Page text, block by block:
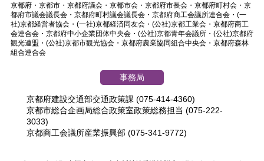
京都府・京都市・京都府議会・京都市会・京都府市長会・京都府町村会・京
都府市議会議長会・京都府町村議会議長会・京都府商工会議所連合会・(一
社)京都経営者協会・(一社)京都経済同友会・(公社)京都工業会・京都府商工
会連合会・京都府中小企業団体中央会・(公社)京都青年会議所・(公社)京都府
観光連盟・(公社)京都市観光協会・京都府農業協同組合中央会・京都府森林
組合連合会
事務局
京都府建設交通部交通政策課 (075-414-4360)
京都市総合企画局総合政策室政策総務担当 (075-222-
3033)
京都商工会議所産業振興部 (075-341-9772)